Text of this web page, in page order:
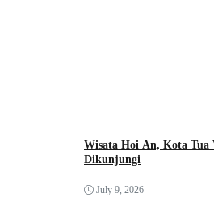
Wisata Hoi An, Kota Tua
Dikunjungi
July 9, 2026